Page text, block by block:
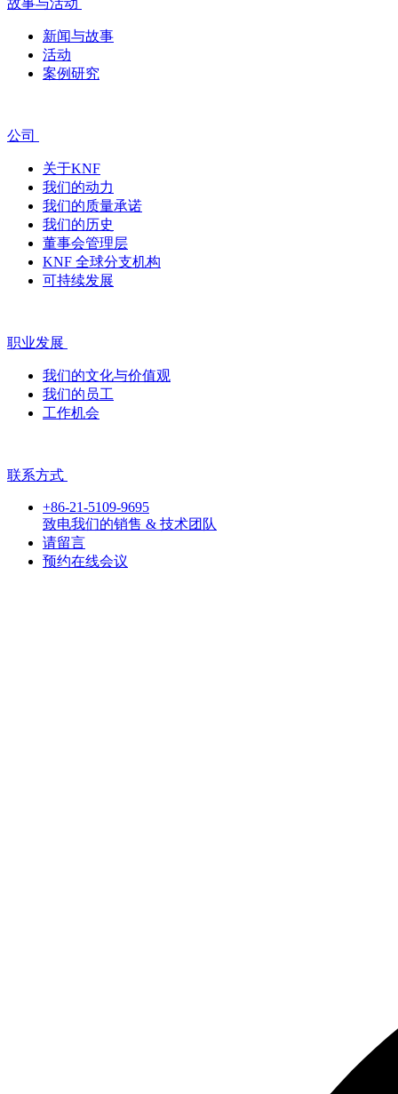
新闻与故事
活动
案例研究
公司
关于KNF
我们的动力
我们的质量承诺
我们的历史
董事会管理层
KNF 全球分支机构
可持续发展
职业发展
我们的文化与价值观
我们的员工
工作机会
联系方式
+86-21-5109-9695
致电我们的销售 & 技术团队
请留言
预约在线会议